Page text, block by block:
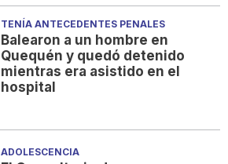
TENÍA ANTECEDENTES PENALES
Balearon a un hombre en
Quequén y quedó detenido
mientras era asistido en el
hospital
ADOLESCENCIA